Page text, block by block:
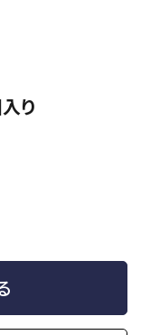
り